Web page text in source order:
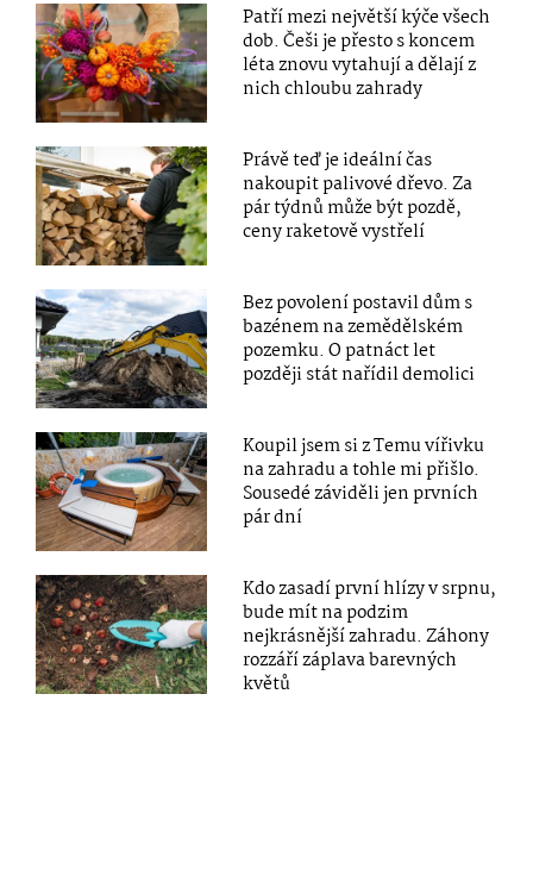
Patří mezi největší kýče všech
dob. Češi je přesto s koncem
léta znovu vytahují a dělají z
nich chloubu zahrady
Právě teď je ideální čas
nakoupit palivové dřevo. Za
pár týdnů může být pozdě,
ceny raketově vystřelí
Bez povolení postavil dům s
bazénem na zemědělském
pozemku. O patnáct let
později stát nařídil demolici
Koupil jsem si z Temu vířivku
na zahradu a tohle mi přišlo.
Sousedé záviděli jen prvních
pár dní
Kdo zasadí první hlízy v srpnu,
bude mít na podzim
nejkrásnější zahradu. Záhony
rozzáří záplava barevných
květů